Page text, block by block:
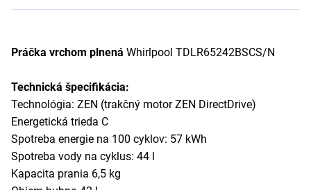
Práčka vrchom plnená Whirlpool TDLR65242BSCS/N
Technická špecifikácia:
Technológia: ZEN (trakčný motor ZEN DirectDrive)
Energetická trieda C
Spotreba energie na 100 cyklov: 57 kWh
Spotreba vody na cyklus: 44 l
Kapacita prania 6,5 kg